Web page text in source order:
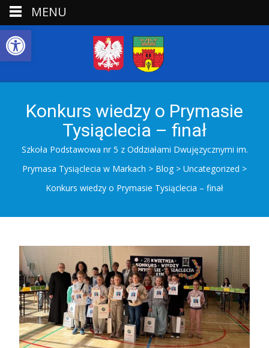
Open toolbar
Konkurs wiedzy o Prymasie
Tysiąclecia – finał
Szkoła Podstawowa nr 5 z Oddziałami Dwujęzycznymi im.
Prymasa Tysiąclecia w Markach > Blog > Uncategorized >
Konkurs wiedzy o Prymasie Tysiąclecia – finał
MENU